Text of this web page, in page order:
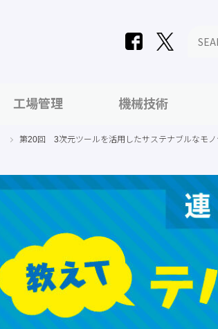
工場管理 機械技術
第20回 3次元ツールを活用したサステナブルなモノ